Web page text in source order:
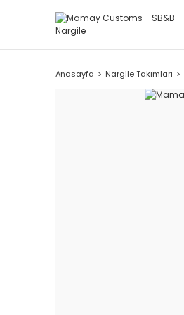
Anasayfa Nargile Takımları